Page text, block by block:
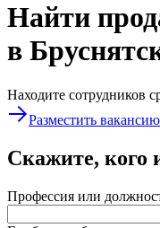
Найти
в
Находите сотрудников
Разместить вакансию
Скажите, кого
Профессия или